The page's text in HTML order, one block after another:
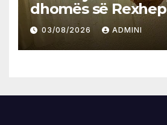
dhomës së
03/08/2026 ADMINI